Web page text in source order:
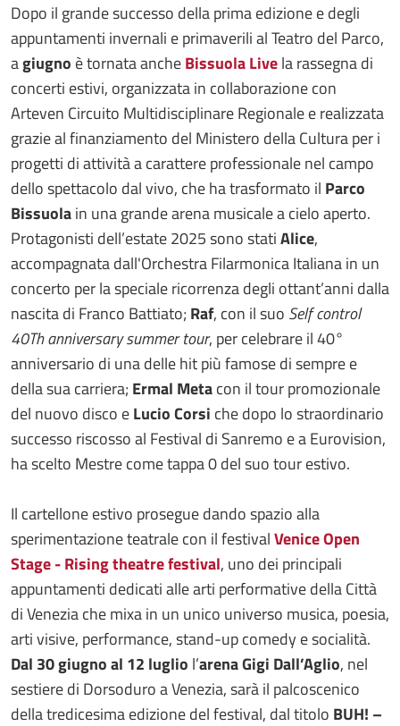
Dopo il grande successo della prima edizione e degli
appuntamenti invernali e primaverili al Teatro del Parco,
agiugno è tornata ancheBissuola Livela rassegna di
concerti estivi, organizzata in collaborazione con
Arteven Circuito Multidisciplinare Regionale e realizzata
grazie al finanziamento del Ministero della Cultura per i
progetti di attività a carattere professionale nel campo
dello spettacolo dal vivo, che ha trasformato il Parco
Bissuolain una grande arena musicale a cielo aperto.
Protagonisti dell’estate 2025 sono statiAlice,
accompagnata dall'Orchestra Filarmonica Italiana in un
concerto per la speciale ricorrenza degli ottant’anni dalla
nascita di Franco Battiato; Raf, con il suo Self control
40Th anniversary summer tour, per celebrare il 40°
anniversario di una delle hit più famose di sempre e
della sua carriera; Ermal Metacon il tour promozionale
del nuovo disco eLucio Corsi che dopo lo straordinario
successo riscosso al Festival di Sanremo e a Eurovision,
ha scelto Mestre come tappa 0 del suo tour estivo.
Il cartellone estivo prosegue dando spazio alla
sperimentazione teatrale con il festivalVenice Open
Stage - Rising theatre festival, uno dei principali
appuntamenti dedicati alle arti performative della Città
di Venezia che mixa in un unico universo musica, poesia,
arti visive, performance, stand-up comedy e socialità.
Dal 30 giugno al 12 luglio l’arena Gigi Dall’Aglio, nel
sestiere di Dorsoduro a Venezia, sarà il palcoscenico
della tredicesima edizione del festival, dal titolo BUH! –